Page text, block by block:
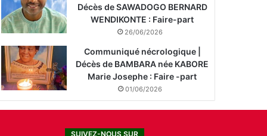
Décès de SAWADOGO BERNARD
WENDIKONTE : Faire-part
26/06/2026
Communiqué nécrologique |
Décès de BAMBARA née KABORE
Marie Josephe : Faire -part
01/06/2026
SUIVEZ-NOUS SUR